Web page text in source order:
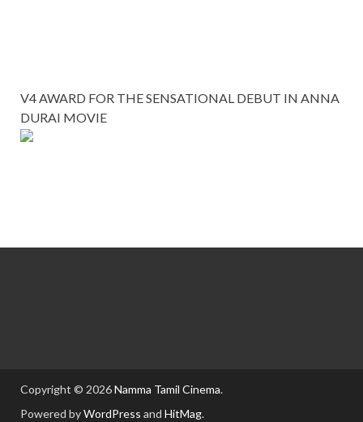
V4 AWARD FOR THE SENSATIONAL DEBUT IN ANNA
DURAI MOVIE
Copyright © 2026Namma Tamil Cinema.
Powered byWordPress and HitMag.